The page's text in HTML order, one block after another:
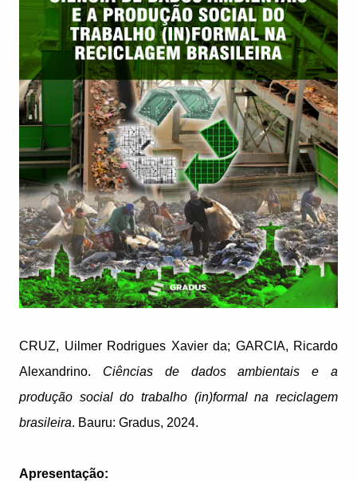
CRUZ, Uilmer Rodrigues Xavier da; GARCIA, Ricardo
Alexandrino. Ciências de dados ambientais e a
produção social do trabalho (in)formal na reciclagem
brasileira. Bauru: Gradus, 2024.
Apresentação: